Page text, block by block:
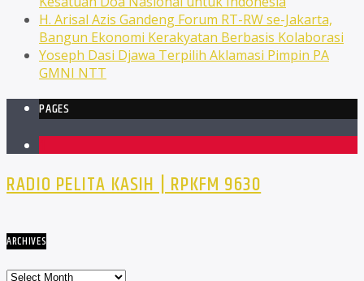
H. Arisal Azis Gandeng Forum RT-RW se-Jakarta,
Bangun Ekonomi Kerakyatan Berbasis Kolaborasi
Yoseph Dasi Djawa Terpilih Aklamasi Pimpin PA
GMNI NTT
PAGES
RADIO PELITA KASIH | RPKFM 9630
ARCHIVES
Archives